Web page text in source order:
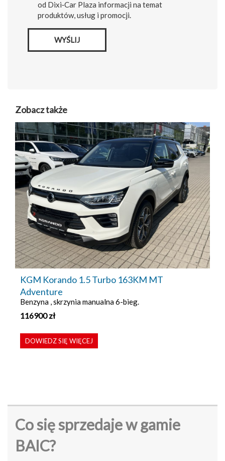
od Dixi‑Car Plaza informacji na temat
produktów, usług i promocji.
WYŚLIJ
Zobacz także
KGM Korando 1.5 Turbo 163KM MT
Adventure
Benzyna , skrzynia manualna 6-bieg.
116900zł
DOWIEDZ SIĘ WIĘCEJ
Co się sprzedaje w gamie
BAIC?